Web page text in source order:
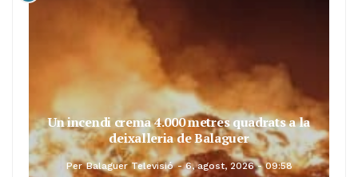
Un incendi crema 4.000 metres quadrats a la
deixalleria de Balaguer
Per Balaguer Televisió 6, agost, 2026 - 09:58